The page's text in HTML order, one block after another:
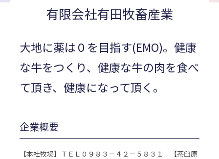
有限会社有田牧畜産業
大地に薬は０を目指す(EMO)。健康
な牛をつくり、健康な牛の肉を食べ
て頂き、健康になって頂く。
企業概要
【本社牧場】ＴＥＬ０９８３－４２－５８３１ 【茶臼原